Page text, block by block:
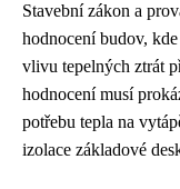
Stavební zákon a
hodnocení budov,
vlivu tepelných ztrát
hodnocení musí
potřebu tepla na
izolace základové